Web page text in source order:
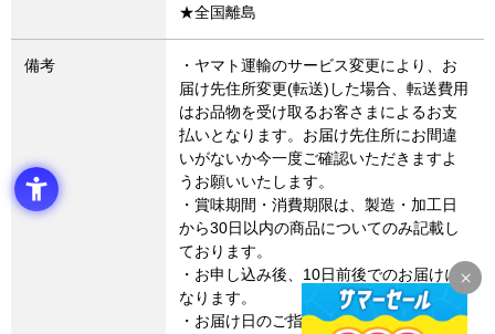
★全国離島
備考
・ヤマト運輸のサービス変更により、お
届け先住所変更(転送)した場合、転送費用
はお品物を受け取るお客さまによるお支
払いとなります。お届け先住所にお間違
いがないか今一度ご確認いただきますよ
うお願いいたします。
・賞味期間・消費期限は、製造・加工日
から30日以内の商品についてのみ記載し
ております。
・お申し込み後、10日前後でのお届けに
なります。
・お届け日のご指定はできません。お届